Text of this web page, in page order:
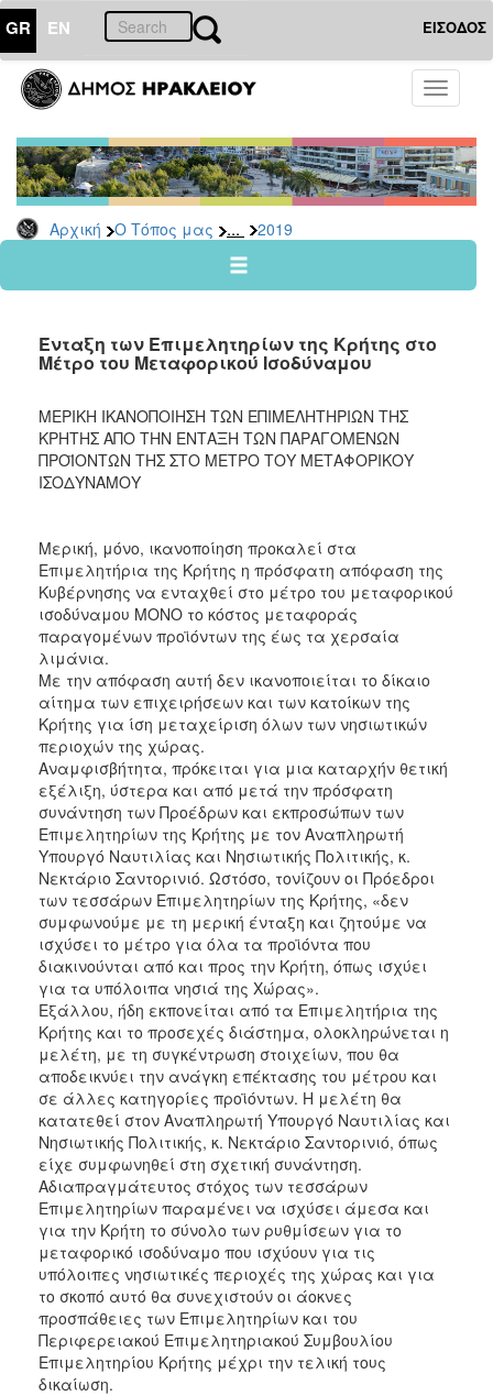
GR EN ΕΙΣΟΔΟΣ
Toggle
Αρχική Ο Τόπος μας ... 2019
ΤΟΠΟΣ
ΜΑΣ
Ανακοινώσεις
Αρχείο
2026
2024
2022
2020
2019
2018
2016
2015
2012
2011
ΔΗΜΟΣ
ΠΟΛΙΤΙΣΜΟΣ
ΑΝΘΕΚΤΙΚΗ
ΠΟΛΗ
Ένταξη των Επιμελητηρίων της Κρήτης στο
Μέτρο του Μεταφορικού Ισοδύναμου
ΜΕΡΙΚΗ ΙΚΑΝΟΠΟΙΗΣΗ ΤΩΝ ΕΠΙΜΕΛΗΤΗΡΙΩΝ ΤΗΣ
ΚΡΗΤΗΣ ΑΠΟ ΤΗΝ ΕΝΤΑΞΗ ΤΩΝ ΠΑΡΑΓΟΜΕΝΩΝ
ΠΡΟΪΟΝΤΩΝ ΤΗΣ ΣΤΟ ΜΕΤΡΟ ΤΟΥ ΜΕΤΑΦΟΡΙΚΟΥ
ΙΣΟΔΥΝΑΜΟΥ
Μερική, μόνο, ικανοποίηση προκαλεί στα
Επιμελητήρια της Κρήτης η πρόσφατη απόφαση της
Κυβέρνησης να ενταχθεί στο μέτρο του μεταφορικού
ισοδύναμου ΜΟΝΟ το κόστος μεταφοράς
παραγομένων προϊόντων της έως τα χερσαία
λιμάνια.
Με την απόφαση αυτή δεν ικανοποιείται το δίκαιο
αίτημα των επιχειρήσεων και των κατοίκων της
Κρήτης για ίση μεταχείριση όλων των νησιωτικών
περιοχών της χώρας.
Αναμφισβήτητα, πρόκειται για μια καταρχήν θετική
εξέλιξη, ύστερα και από μετά την πρόσφατη
συνάντηση των Προέδρων και εκπροσώπων των
Επιμελητηρίων της Κρήτης με τον Αναπληρωτή
Υπουργό Ναυτιλίας και Νησιωτικής Πολιτικής, κ.
Νεκτάριο Σαντορινιό. Ωστόσο, τονίζουν οι Πρόεδροι
των τεσσάρων Επιμελητηρίων της Κρήτης, «δεν
συμφωνούμε με τη μερική ένταξη και ζητούμε να
ισχύσει το μέτρο για όλα τα προϊόντα που
διακινούνται από και προς την Κρήτη, όπως ισχύει
για τα υπόλοιπα νησιά της Χώρας».
Εξάλλου, ήδη εκπονείται από τα Επιμελητήρια της
Κρήτης και το προσεχές διάστημα, ολοκληρώνεται η
μελέτη, με τη συγκέντρωση στοιχείων, που θα
αποδεικνύει την ανάγκη επέκτασης του μέτρου και
σε άλλες κατηγορίες προϊόντων. Η μελέτη θα
κατατεθεί στον Αναπληρωτή Υπουργό Ναυτιλίας και
Νησιωτικής Πολιτικής, κ. Νεκτάριο Σαντορινιό, όπως
είχε συμφωνηθεί στη σχετική συνάντηση.
Αδιαπραγμάτευτος στόχος των τεσσάρων
Επιμελητηρίων παραμένει να ισχύσει άμεσα και
για την Κρήτη το σύνολο των ρυθμίσεων για το
μεταφορικό ισοδύναμο που ισχύουν για τις
υπόλοιπες νησιωτικές περιοχές της χώρας και για
το σκοπό αυτό θα συνεχιστούν οι άοκνες
προσπάθειες των Επιμελητηρίων και του
Περιφερειακού Επιμελητηριακού Συμβουλίου
Επιμελητηρίου Κρήτης μέχρι την τελική τους
δικαίωση.